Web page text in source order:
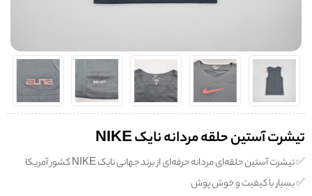
تیشرت آستین حلقه مردانه نایک NIKE
✅️ تیشرت آستین حلقه‌ای مردانه حرفه‌ای از برند جهانی نایک NIKE کشور آمریکا
✅️ بسیار با کیفیت و خوش پوش